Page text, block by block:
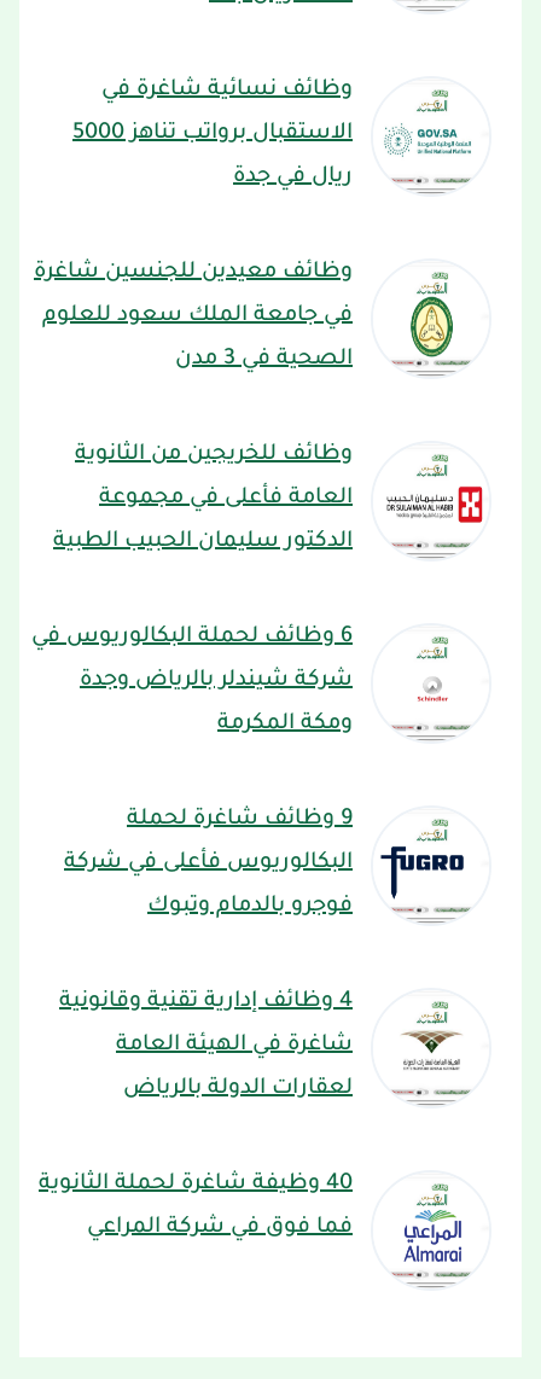
وظائف نسائية شاغرة في
الاستقبال برواتب تناهز 5000
ريال في جدة
وظائف معيدين للجنسين شاغرة
في جامعة الملك سعود للعلوم
الصحية في 3 مدن
وظائف للخريجين من الثانوية
العامة فأعلى في مجموعة
الدكتور سليمان الحبيب الطبية
6 وظائف لحملة البكالوريوس في
شركة شيندلر بالرياض وجدة
ومكة المكرمة
9 وظائف شاغرة لحملة
البكالوريوس فأعلى في شركة
فوجرو بالدمام وتبوك
4 وظائف إدارية تقنية وقانونية
شاغرة في الهيئة العامة
لعقارات الدولة بالرياض
40 وظيفة شاغرة لحملة الثانوية
فما فوق في شركة المراعي